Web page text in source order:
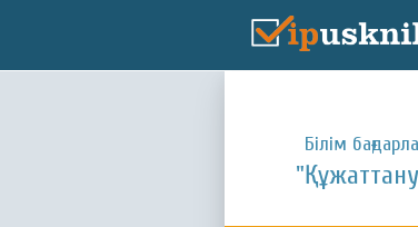
Білім